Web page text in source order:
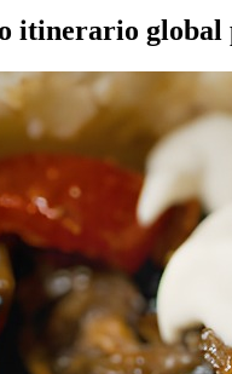
itinerario global